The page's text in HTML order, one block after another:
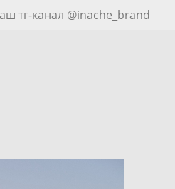
тг-канал @inache_brand